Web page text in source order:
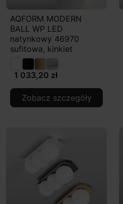
AQFORM MODERN
BALL WP LED
natynkowy 46970
sufitowa, kinkiet
1 033,20 zł
Zobacz szczegóły